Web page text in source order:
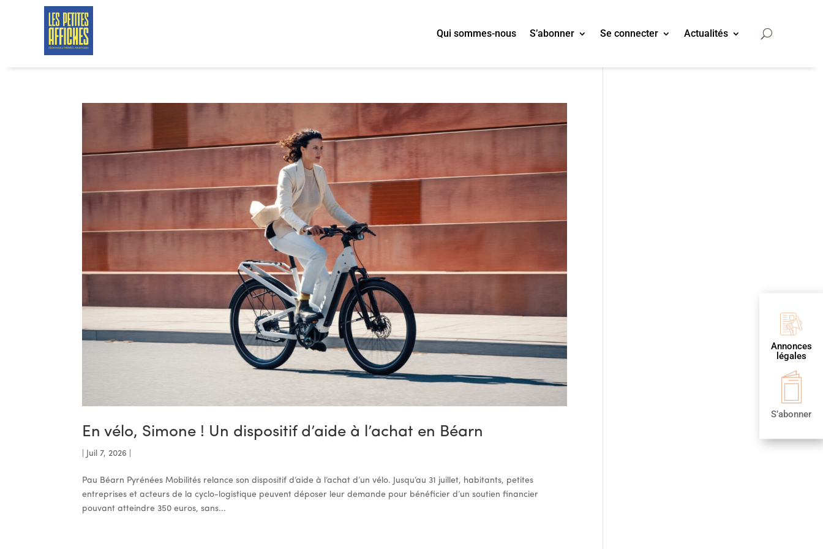
Qui sommes-nous S’abonner Se connecter Actualités
Annonces
légales
S’abonner
En vélo, Simone ! Un dispositif d’aide à l’achat en Béarn
Juil 7, 2026
Pau Béarn Pyrénées Mobilités relance son dispositif d’aide à l’achat d’un vélo. Jusqu’au 31 juillet, habitants, petites
entreprises et acteurs de la cyclo-logistique peuvent déposer leur demande pour bénéficier d’un soutien financier
pouvant atteindre 350 euros, sans...